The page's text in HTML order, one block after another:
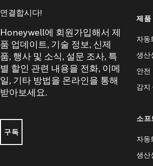
연결합시다!
Honeywell에 회원가입해서 제
품 업데이트, 기술 정보, 신제
품, 행사 및 소식, 설문 조사, 특
별 할인 관련 내용을 전화, 이메
일, 기타 방법을 온라인을 통해
받아보세요.
구독
제품
자동
생산
안전
감지
소프
자동
생산